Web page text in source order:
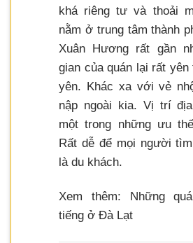
khá riêng tư và thoải
nằm ở trung tâm thành
Xuân Hương rất gần
gian của quán lại rất
yên. Khác xa với vẻ
nập ngoài kia. Vị trí
một trong những ưu
Rất dễ để mọi người
là du khách.
Xem thêm: Những
tiếng ở Đà Lạt